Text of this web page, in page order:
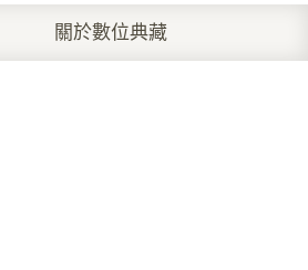
關於數位典藏